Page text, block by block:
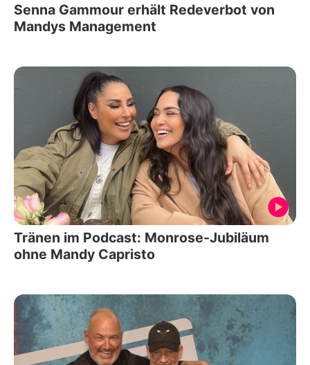
Senna Gammour erhält Redeverbot von
Mandys Management
Tränen im Podcast: Monrose-Jubiläum
ohne Mandy Capristo